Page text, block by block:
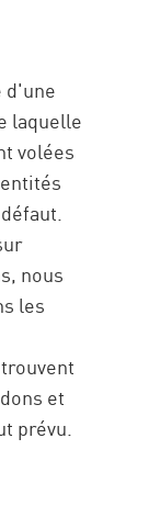
d'une
laquelle
volées
nous
les
et
prévu.